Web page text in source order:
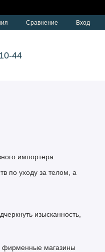
Сравнение Вход
44
импортера.
по уходу за телом, а
изысканность,
фирменные магазины